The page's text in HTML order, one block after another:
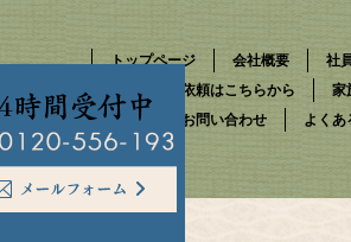
トップページ 会社概要 社
お供物のご依頼はこちらから
家
資料請求・お問い合わせ
よくあ